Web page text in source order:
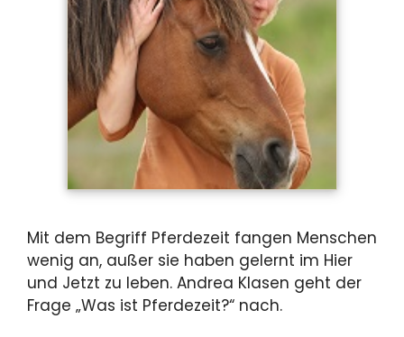
Mit dem Begriff Pferdezeit fangen Menschen
wenig an, außer sie haben gelernt im Hier
und Jetzt zu leben. Andrea Klasen geht der
Frage „Was ist Pferdezeit?“ nach.